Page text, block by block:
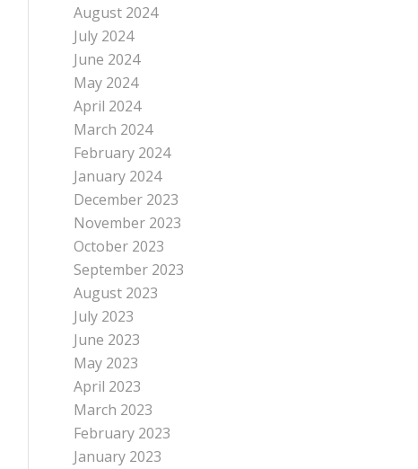
August 2024
July 2024
June 2024
May 2024
April 2024
March 2024
February 2024
January 2024
December 2023
November 2023
October 2023
September 2023
August 2023
July 2023
June 2023
May 2023
April 2023
March 2023
February 2023
January 2023